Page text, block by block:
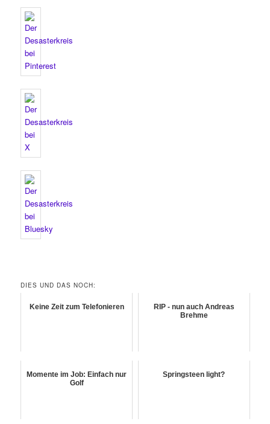
DIES UND DAS NOCH:
Keine Zeit zum Telefonieren
RIP - nun auch Andreas
Brehme
Momente im Job: Einfach nur
Golf
Springsteen light?